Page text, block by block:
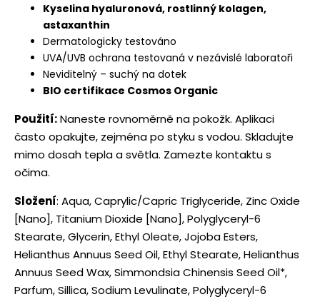
Kyselina hyaluronová, rostlinný kolagen,
astaxanthin
Dermatologicky testováno
UVA/UVB ochrana testovaná v nezávislé laboratoři
Neviditelný – suchý na dotek
BIO certifikace Cosmos Organic
Použití:Naneste rovnoměrně na pokožk. Aplikaci
často opakujte, zejména po styku s vodou. Skladujte
mimo dosah tepla a světla. Zamezte kontaktu s
očima.
Složení: Aqua, Caprylic/Capric Triglyceride, Zinc Oxide
[Nano], Titanium Dioxide [Nano], Polyglyceryl-6
Stearate, Glycerin, Ethyl Oleate, Jojoba Esters,
Helianthus Annuus Seed Oil, Ethyl Stearate, Helianthus
Annuus Seed Wax, Simmondsia Chinensis Seed Oil*,
Parfum, Sillica, Sodium Levulinate, Polyglyceryl-6